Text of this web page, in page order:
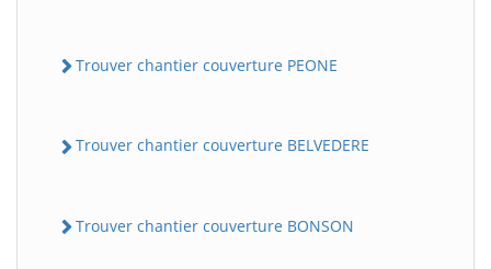
Trouver chantier couverture PEONE
Trouver chantier couverture BELVEDERE
Trouver chantier couverture BONSON